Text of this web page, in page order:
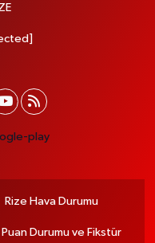
Rize Hava Durumu
Puan Durumu ve Fikstür